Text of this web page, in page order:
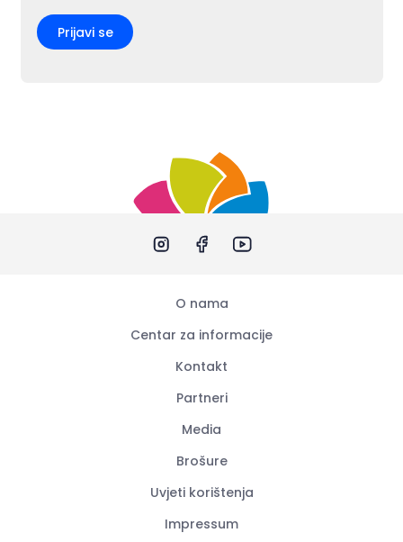
Prijavi se
O nama
Centar za informacije
Kontakt
Partneri
Media
Brošure
Uvjeti korištenja
Impressum